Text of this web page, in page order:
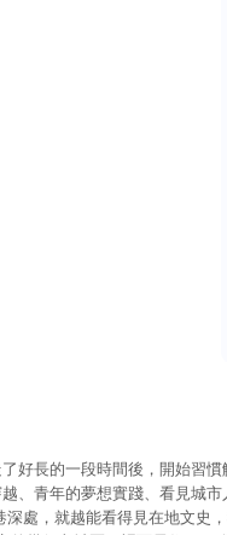
好長的一段時間後，開始習慣
、青年的夢想實踐、看見城市
處，就越能看得見在地文史